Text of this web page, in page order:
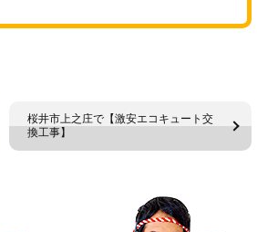
桜井市上之庄で【激安エコキュート交
換工事】